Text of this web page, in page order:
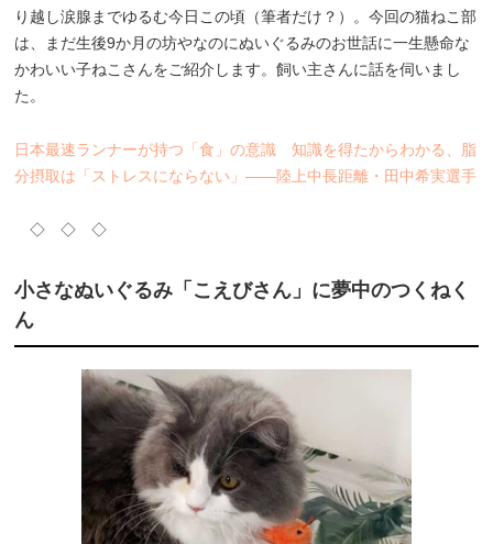
り越し涙腺までゆるむ今日この頃（筆者だけ？）。今回の猫ねこ部
は、まだ生後9か月の坊やなのにぬいぐるみのお世話に一生懸命な
かわいい子ねこさんをご紹介します。飼い主さんに話を伺いまし
た。
日本最速ランナーが持つ「食」の意識 知識を得たからわかる、脂
分摂取は「ストレスにならない」――陸上中長距離・田中希実選手
◇ ◇ ◇
小さなぬいぐるみ「こえびさん」に夢中のつくねく
ん